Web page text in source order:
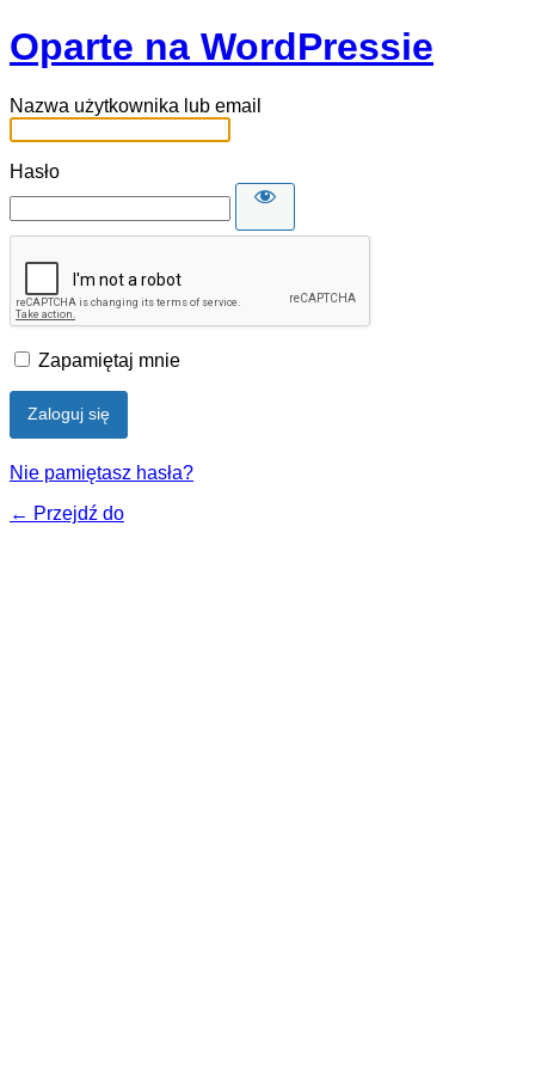
Oparte na WordPressie
Nazwa użytkownika lub email
Hasło
Zapamiętaj mnie
Nie pamiętasz hasła?
← Przejdź do